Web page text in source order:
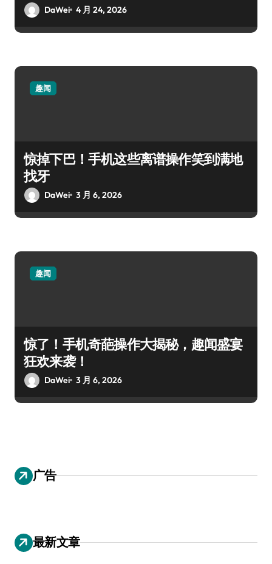
DaWei 4 月 24, 2026
趣闻
惊掉下巴！手机这些离谱操作笑到满地
找牙
DaWei 3 月 6, 2026
趣闻
惊了！手机奇葩操作大揭秘，趣闻盛宴
狂欢来袭！
DaWei 3 月 6, 2026
广告
最新文章